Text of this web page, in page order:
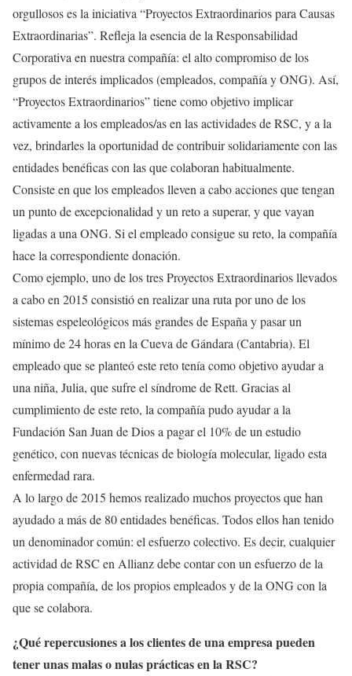
orgullosos es la iniciativa “Proyectos Extraordinarios para Causas
Extraordinarias”. Refleja la esencia de la Responsabilidad
Corporativa en nuestra compañía: el alto compromiso de los
grupos de interés implicados (empleados, compañía y ONG). Así,
“Proyectos Extraordinarios” tiene como objetivo implicar
activamente a los empleados/as en las actividades de RSC, y a la
vez, brindarles la oportunidad de contribuir solidariamente con las
entidades benéficas con las que colaboran habitualmente.
Consiste en que los empleados lleven a cabo acciones que tengan
un punto de excepcionalidad y un reto a superar, y que vayan
ligadas a una ONG. Si el empleado consigue su reto, la compañía
hace la correspondiente donación.
Como ejemplo, uno de los tres Proyectos Extraordinarios llevados
a cabo en 2015 consistió en realizar una ruta por uno de los
sistemas espeleológicos más grandes de España y pasar un
mínimo de 24 horas en la Cueva de Gándara (Cantabria). El
empleado que se planteó este reto tenía como objetivo ayudar a
una niña, Julia, que sufre el síndrome de Rett. Gracias al
cumplimiento de este reto, la compañía pudo ayudar a la
Fundación San Juan de Dios a pagar el 10% de un estudio
genético, con nuevas técnicas de biología molecular, ligado esta
enfermedad rara.
A lo largo de 2015 hemos realizado muchos proyectos que han
ayudado a más de 80 entidades benéficas. Todos ellos han tenido
un denominador común: el esfuerzo colectivo. Es decir, cualquier
actividad de RSC en Allianz debe contar con un esfuerzo de la
propia compañía, de los propios empleados y de la ONG con la
que se colabora.
¿Qué repercusiones a los clientes de una empresa pueden
tener unas malas o nulas prácticas en la RSC?